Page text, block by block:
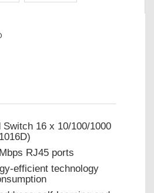
16 x 10/100/1000
RJ45 ports
efficient technology